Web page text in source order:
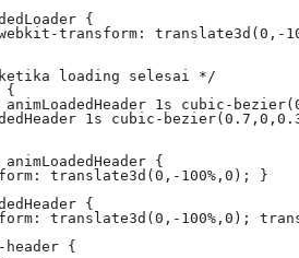
{
transform: translate3d(0,-
loading selesai */
{
1s cubic-
1s cubic-
{
translate3d(0,-100%,0); }
{
translate3d(0,-100%,0);
{